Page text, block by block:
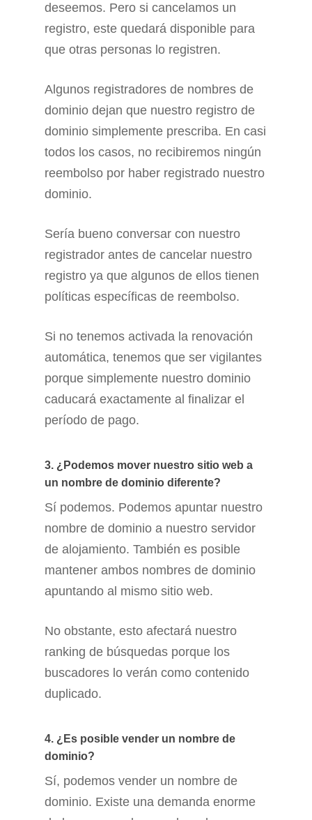
deseemos. Pero si cancelamos un
registro, este quedará disponible para
que otras personas lo registren.
Algunos registradores de nombres de
dominio dejan que nuestro registro de
dominio simplemente prescriba. En casi
todos los casos, no recibiremos ningún
reembolso por haber registrado nuestro
dominio.
Sería bueno conversar con nuestro
registrador antes de cancelar nuestro
registro ya que algunos de ellos tienen
políticas específicas de reembolso.
Si no tenemos activada la renovación
automática, tenemos que ser vigilantes
porque simplemente nuestro dominio
caducará exactamente al finalizar el
período de pago.
3. ¿Podemos mover nuestro sitio web a
un nombre de dominio diferente?
Sí podemos. Podemos apuntar nuestro
nombre de dominio a nuestro servidor
de alojamiento. También es posible
mantener ambos nombres de dominio
apuntando al mismo sitio web.
No obstante, esto afectará nuestro
ranking de búsquedas porque los
buscadores lo verán como contenido
duplicado.
4. ¿Es posible vender un nombre de
dominio?
Sí, podemos vender un nombre de
dominio. Existe una demanda enorme